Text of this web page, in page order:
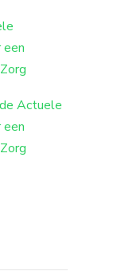
Actuele